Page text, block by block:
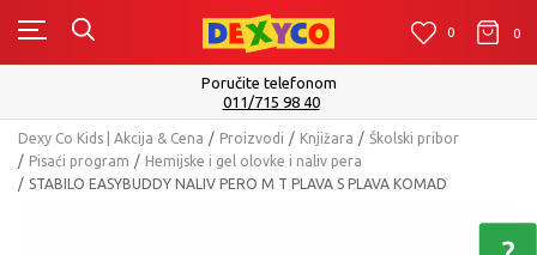
0 0 0
Isporuku možete očekivati u roku od 2 do 4
Dexy Co Kids | Akcija & Cena Proizvodi Knjižara
Školski pribor
Pisaći program
Hemijske i gel olovke i naliv pera
STABILO EASYBUDDY NALIV PERO M T PLAVA S PLAVA KOMAD